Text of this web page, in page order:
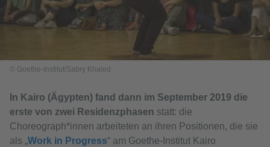
© Goethe-Institut/Sabry Khaled
In Kairo (Ägypten) fand dann im September 2019 die
erste von zwei Residenzphasen statt: die
Choreograph*innen arbeiteten an ihren Positionen, die sie
als „Work in Progress“ am Goethe-Institut Kairo